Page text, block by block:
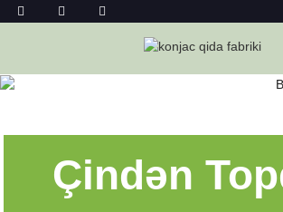
KONJAC TOFU
Çindən